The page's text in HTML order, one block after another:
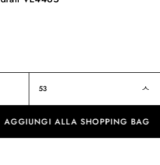
53
AGGIUNGI ALLA SHOPPING BAG